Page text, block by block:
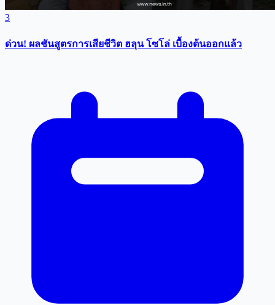
3
ด่วน! ผลชันสูตรการเสียชีวิต ฮลุน โซโล่ เบื้องต้นออกแล้ว